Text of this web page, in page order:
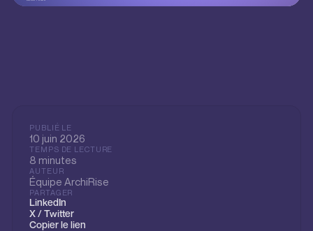
PUBLIÉ LE
10 juin 2026
TEMPS DE LECTURE
8 minutes
AUTEUR
Équipe ArchiRise
PARTAGER
LinkedIn
X / Twitter
Copier le lien